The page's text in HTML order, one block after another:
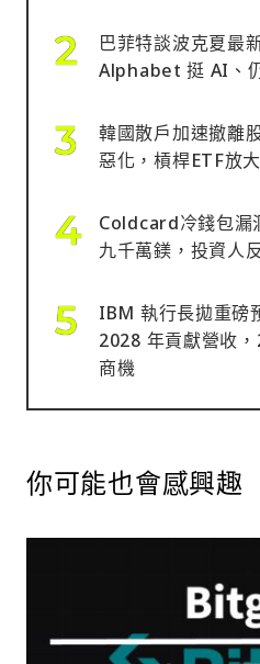
巴菲特談波克夏最
Alphabet 挺 AI、
韓國散戶加速撤離
惡化，槓桿ETF放
Coldcard冷錢包漏
九千萬鎂，投資人
IBM 執行長拋重磅
2028 年貢獻營收
商機
你可能也會感興趣